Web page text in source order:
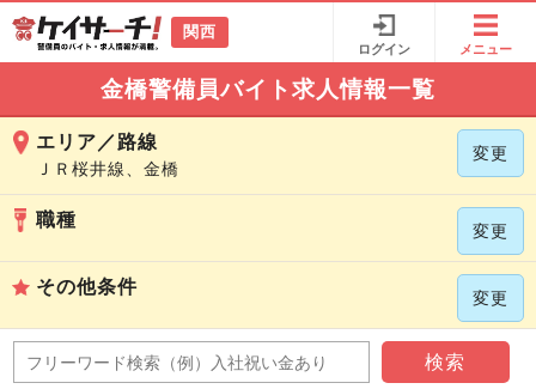
関西
ログイン メニュー
金橋警備員バイト求人情報一覧
エリア／路線
ＪＲ桜井線、金橋
変更
職種
変更
その他条件
変更
検索